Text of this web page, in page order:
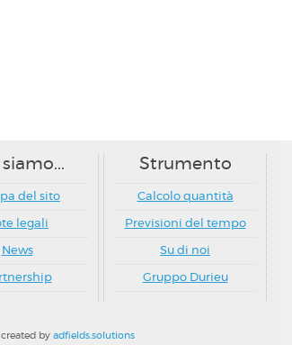
del sito
legali
News
Strumento
Calcolo quantità
Previsioni del tempo
Su di noi
Gruppo Durieu
by adfields.solutions